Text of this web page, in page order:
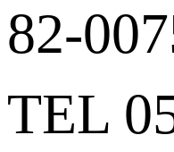
82-
TEL